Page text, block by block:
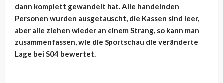
dann komplett gewandelt hat. Alle handelnden
Personen wurden ausgetauscht, die Kassen sind leer,
aber alle ziehen wieder an einem Strang, so kann man
zusammenfassen, wie die Sportschau die veränderte
Lage bei S04 bewertet.